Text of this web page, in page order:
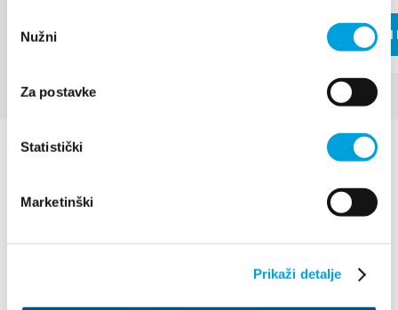
pristanka
Nužni
Za postavke
Statistički
Marketinški
Prikaži detalje
LEGGI
Indicazioni